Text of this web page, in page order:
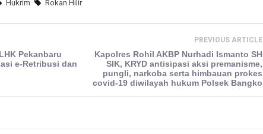
Hukrim Rokan Hilir
Pekanbaru
e-Retribusi dan
PREVIOUS ARTICLE
Kapolres Rohil AKBP Nurhadi Ismanto SH
SIK, KRYD antisipasi aksi premanisme,
pungli, narkoba serta himbauan prokes
covid-19 diwilayah hukum Polsek Bangko